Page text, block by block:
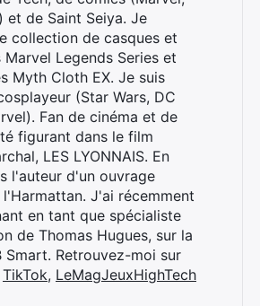
et de Saint Seiya. Je
collection de casques et
Marvel Legends Series et
Myth Cloth EX. Je suis
(Star Wars, DC
Fan de cinéma et de
figurant dans le film
LES LYONNAIS. En
l'auteur d'un ouvrage
J'ai récemment
en tant que spécialiste
de Thomas Hugues, sur la
Smart. Retrouvez-moi sur
TikTok, LeMagJeuxHighTech